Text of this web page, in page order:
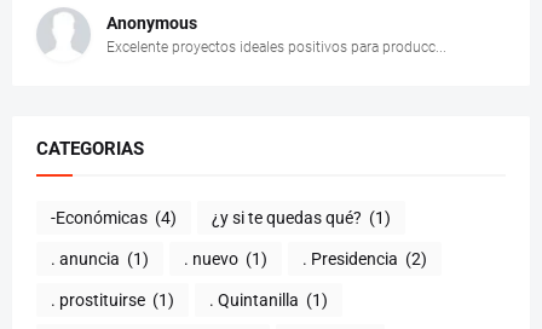
Anonymous
Excelente proyectos ideales positivos para producc...
CATEGORIAS
-Económicas (4) ¿y si te quedas qué? (1)
. anuncia (1) . nuevo (1) . Presidencia (2)
. prostituirse (1) . Quintanilla (1)